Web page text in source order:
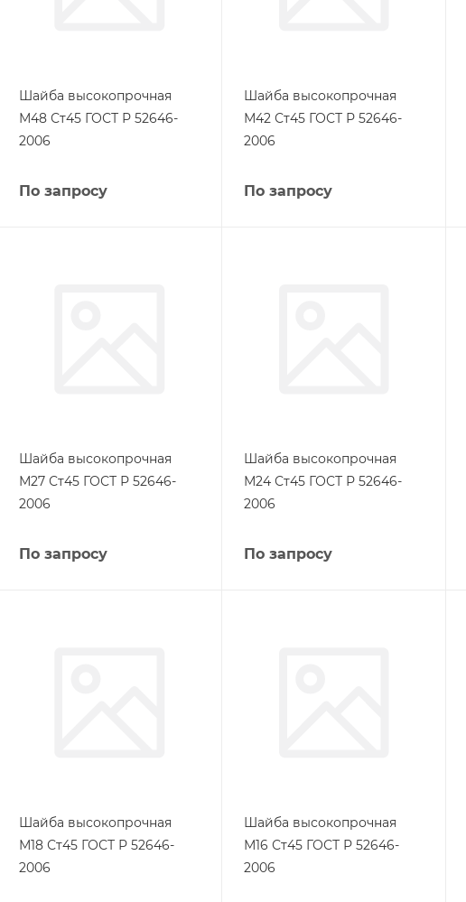
Шайба высокопрочная
М48 Ст45 ГОСТ Р 52646-
2006
По запросу
Шайба высокопрочная
М42 Ст45 ГОСТ Р 52646-
2006
По запросу
Шайба высокопрочная
М27 Ст45 ГОСТ Р 52646-
2006
По запросу
Шайба высокопрочная
М24 Ст45 ГОСТ Р 52646-
2006
По запросу
Шайба высокопрочная
М18 Ст45 ГОСТ Р 52646-
2006
Шайба высокопрочная
М16 Ст45 ГОСТ Р 52646-
2006